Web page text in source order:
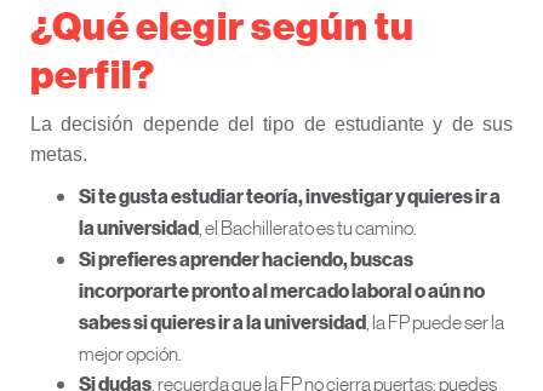
¿Qué elegir según tu
perfil?
La decisión depende del tipo de estudiante y de sus
metas.
Si te gusta estudiar teoría, investigar y quieres ir a
la universidad , el Bachillerato es tu camino.
Si prefieres aprender haciendo, buscas
incorporarte pronto al mercado laboral o aún no
sabes si quieres ir a la universidad , la FP puede ser la
mejor opción.
Si dudas , recuerda que la FP no cierra puertas: puedes